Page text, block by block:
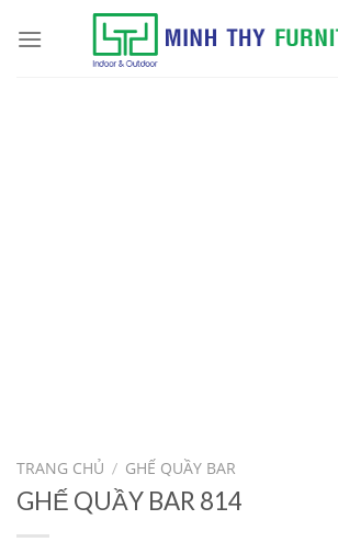
TRANG CHỦ / GHẾ QUẦY BAR
GHẾ QUẦY BAR 814